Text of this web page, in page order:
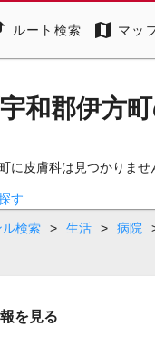
ルート検索 map マッ
和郡伊方
に皮膚科は見つかりませ
す
ル検索 > 生活 > 病院
を見る